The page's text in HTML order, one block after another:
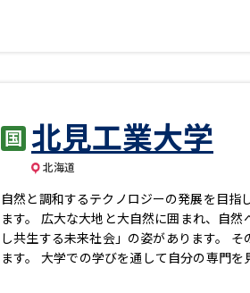
北見工業大学
北海道
―――自然と調和するテクノロジーの発展を目
ます。 広大な大地と大自然に囲まれ、自
し共生する未来社会」の姿があります。
ます。 ―――大学での学びを通して自分の専門
ムは、学問への興味を徐々に高めながら